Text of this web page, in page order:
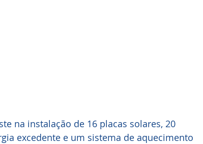
na instalação de 16 placas solares, 20
excedente e um sistema de aquecimento